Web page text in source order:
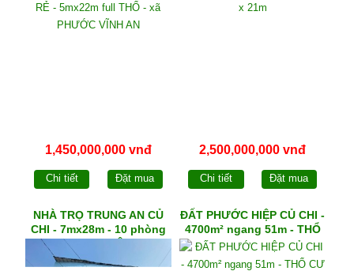
1,450,000,000 vnđ
Chi tiết Đặt mua
2,500,000,000 vnđ
Chi tiết Đặt mua
NHÀ TRỌ TRUNG AN CỦ
CHI - 7mx28m - 10 phòng
trọ - THU NHẬP 10
TRIỆU/tháng
ĐẤT PHƯỚC HIỆP CỦ CHI -
4700m² ngang 51m - THỔ
CƯ 1300m²